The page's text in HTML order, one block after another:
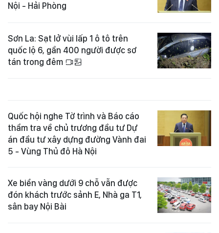
Nội - Hải Phòng
Sơn La: Sạt lở vùi lấp 1 ô tô trên
quốc lộ 6, gần 400 người được sơ
tán trong đêm
Quốc hội nghe Tờ trình và Báo cáo
thẩm tra về chủ trương đầu tư Dự
án đầu tư xây dựng đường Vành đai
5 - Vùng Thủ đô Hà Nội
Xe biển vàng dưới 9 chỗ vẫn được
đón khách trước sảnh E, Nhà ga T1,
sân bay Nội Bài